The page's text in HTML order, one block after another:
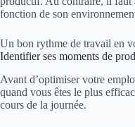
fonction de son
Un bon rythme de travail en
Identifier ses moments de
Avant d’optimiser votre
quand vous êtes le plus
cours de la journée.